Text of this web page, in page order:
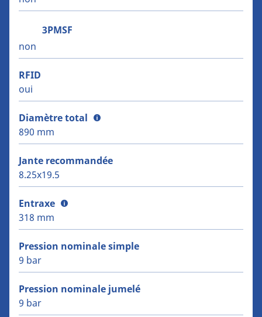
3PMSF
non
RFID
oui
Diamètre total
890 mm
Jante recommandée
8.25x19.5
Entraxe
318 mm
Pression nominale simple
9 bar
Pression nominale jumelé
9 bar